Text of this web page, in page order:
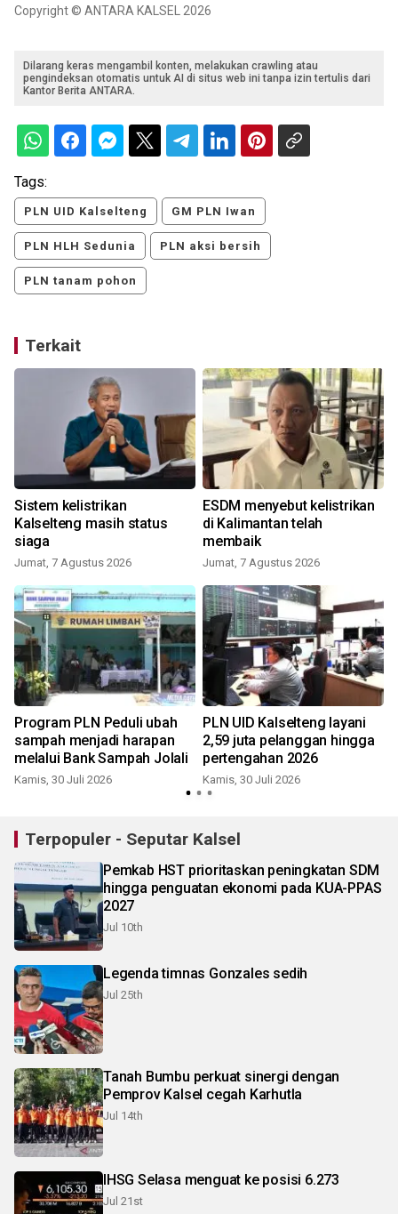
Copyright © ANTARA KALSEL 2026
Dilarang keras mengambil konten, melakukan crawling atau
pengindeksan otomatis untuk AI di situs web ini tanpa izin tertulis dari
Kantor Berita ANTARA.
Tags:
PLN UID Kalselteng GM PLN Iwan
PLN HLH Sedunia PLN aksi bersih
PLN tanam pohon
Terkait
Sistem kelistrikan
Kalselteng masih status
siaga
Jumat, 7 Agustus 2026
ESDM menyebut kelistrikan
di Kalimantan telah
membaik
Jumat, 7 Agustus 2026
Program PLN Peduli ubah
sampah menjadi harapan
melalui Bank Sampah Jolali
Kamis, 30 Juli 2026
PLN UID Kalselteng layani
2,59 juta pelanggan hingga
pertengahan 2026
Kamis, 30 Juli 2026
Terpopuler - Seputar Kalsel
Pemkab HST prioritaskan peningkatan SDM
hingga penguatan ekonomi pada KUA-PPAS
2027
Jul 10th
Legenda timnas Gonzales sedih
Jul 25th
Tanah Bumbu perkuat sinergi dengan
Pemprov Kalsel cegah Karhutla
Jul 14th
IHSG Selasa menguat ke posisi 6.273
Jul 21st